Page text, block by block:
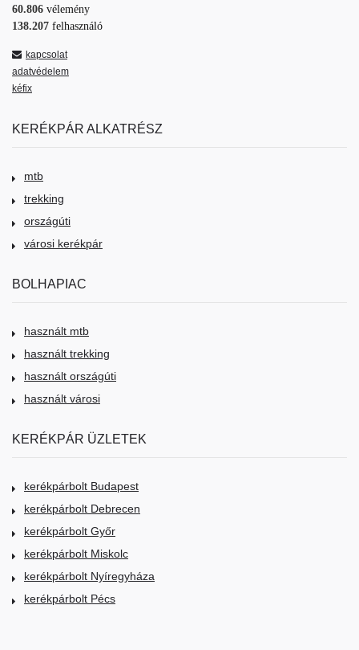
60.806 vélemény
138.207 felhasználó
kapcsolat
adatvédelem
kéfix
KERÉKPÁR ALKATRÉSZ
mtb
trekking
országúti
városi kerékpár
BOLHAPIAC
használt mtb
használt trekking
használt országúti
használt városi
KERÉKPÁR ÜZLETEK
kerékpárbolt Budapest
kerékpárbolt Debrecen
kerékpárbolt Győr
kerékpárbolt Miskolc
kerékpárbolt Nyíregyháza
kerékpárbolt Pécs